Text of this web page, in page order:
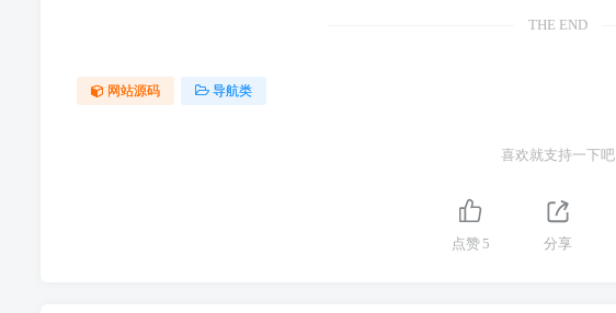
THE END
网站源码 导航类
喜欢就支持一下吧
点赞 5 分享